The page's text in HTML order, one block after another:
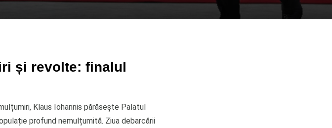
și revolte: finalul
Klaus Iohannis părăsește Palatul
profund nemulțumită. Ziua debarcării